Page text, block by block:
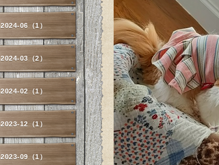
2024-06（1）
2024-03（2）
2024-02（1）
2023-12（1）
2023-09（1）